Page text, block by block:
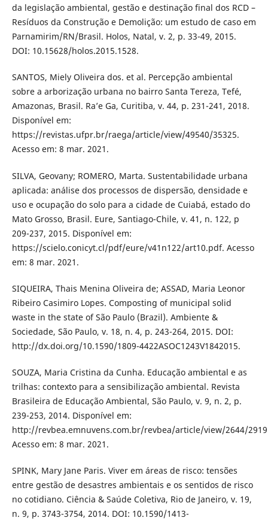
da legislação ambiental, gestão e destinação final dos RCD –
Resíduos da Construção e Demolição: um estudo de caso em
Parnamirim/RN/Brasil. Holos, Natal, v. 2, p. 33-49, 2015.
DOI: 10.15628/holos.2015.1528.
SANTOS, Miely Oliveira dos. et al. Percepção ambiental
sobre a arborização urbana no bairro Santa Tereza, Tefé,
Amazonas, Brasil. Ra’e Ga, Curitiba, v. 44, p. 231-241, 2018.
Disponível em:
https://revistas.ufpr.br/raega/article/view/49540/35325.
Acesso em: 8 mar. 2021.
SILVA, Geovany; ROMERO, Marta. Sustentabilidade urbana
aplicada: análise dos processos de dispersão, densidade e
uso e ocupação do solo para a cidade de Cuiabá, estado do
Mato Grosso, Brasil. Eure, Santiago-Chile, v. 41, n. 122, p
209-237, 2015. Disponível em:
https://scielo.conicyt.cl/pdf/eure/v41n122/art10.pdf. Acesso
em: 8 mar. 2021.
SIQUEIRA, Thais Menina Oliveira de; ASSAD, Maria Leonor
Ribeiro Casimiro Lopes. Composting of municipal solid
waste in the state of São Paulo (Brazil). Ambiente &
Sociedade, São Paulo, v. 18, n. 4, p. 243-264, 2015. DOI:
http://dx.doi.org/10.1590/1809-4422ASOC1243V1842015.
SOUZA, Maria Cristina da Cunha. Educação ambiental e as
trilhas: contexto para a sensibilização ambiental. Revista
Brasileira de Educação Ambiental, São Paulo, v. 9, n. 2, p.
239-253, 2014. Disponível em:
http://revbea.emnuvens.com.br/revbea/article/view/2644/
Acesso em: 8 mar. 2021.
SPINK, Mary Jane Paris. Viver em áreas de risco: tensões
entre gestão de desastres ambientais e os sentidos de risco
no cotidiano. Ciência & Saúde Coletiva, Rio de Janeiro, v. 19,
n. 9, p. 3743-3754, 2014. DOI: 10.1590/1413-